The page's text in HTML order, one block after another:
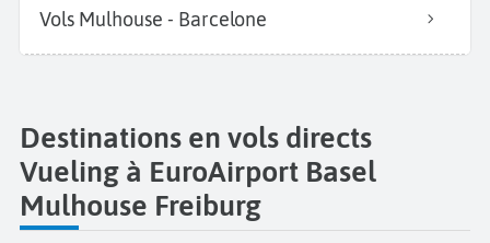
Vols Mulhouse - Barcelone
Destinations en vols directs
Vueling à EuroAirport Basel
Mulhouse Freiburg